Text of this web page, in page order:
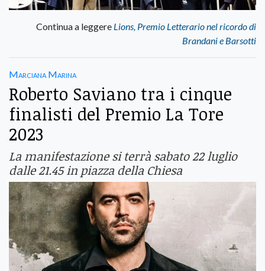
Continua a leggere Lions, Premio Letterario nel ricordo di
Brandani e Barsotti
Marciana Marina
Roberto Saviano tra i cinque
finalisti del Premio La Tore
2023
La manifestazione si terrà sabato 22 luglio
dalle 21.45 in piazza della Chiesa